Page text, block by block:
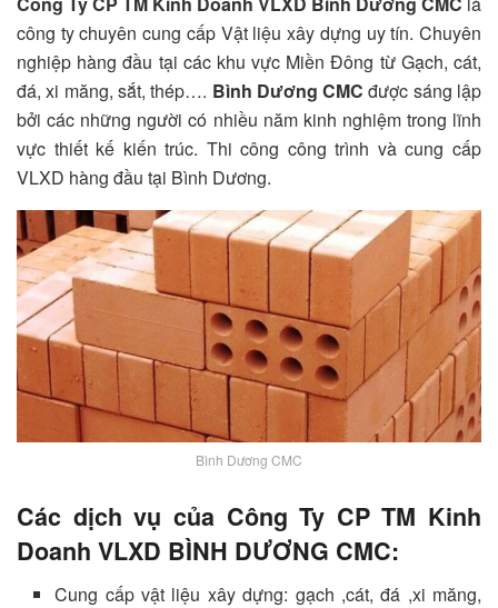
công ty chuyên cung cấp Vật liệu xây dựng uy tín. Chuyên
nghiệp hàng đầu tại các khu vực Miền Đông từ Gạch, cát,
đá, xi măng, sắt, thép…. Bình Dương CMC được sáng lập
bởi các những người có nhiều năm kinh nghiệm trong lĩnh
vực thiết kế kiến trúc. Thi công công trình và cung cấp
VLXD hàng đầu tại Bình Dương.
Bình Dương CMC
Các dịch vụ của Công Ty CP TM Kinh
Doanh VLXD BÌNH DƯƠNG CMC:
Cung cấp vật liệu xây dựng: gạch ,cát, đá ,xi măng,